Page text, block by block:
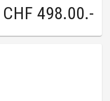
CHF 498.00.-